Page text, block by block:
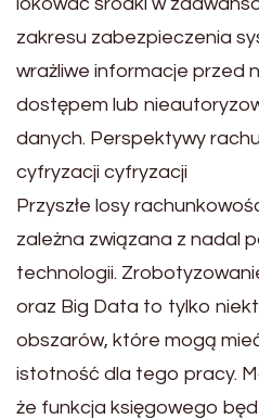
zakresu zabezpieczenia
wrażliwe informacje przed
dostępem lub
danych. Perspektywy
cyfryzacji cyfryzacji
Przyszłe losy
zależna związana z nadal
technologii.
oraz Big Data to tylko
obszarów, które mogą
istotność dla tego pracy.
że funkcja księgowego